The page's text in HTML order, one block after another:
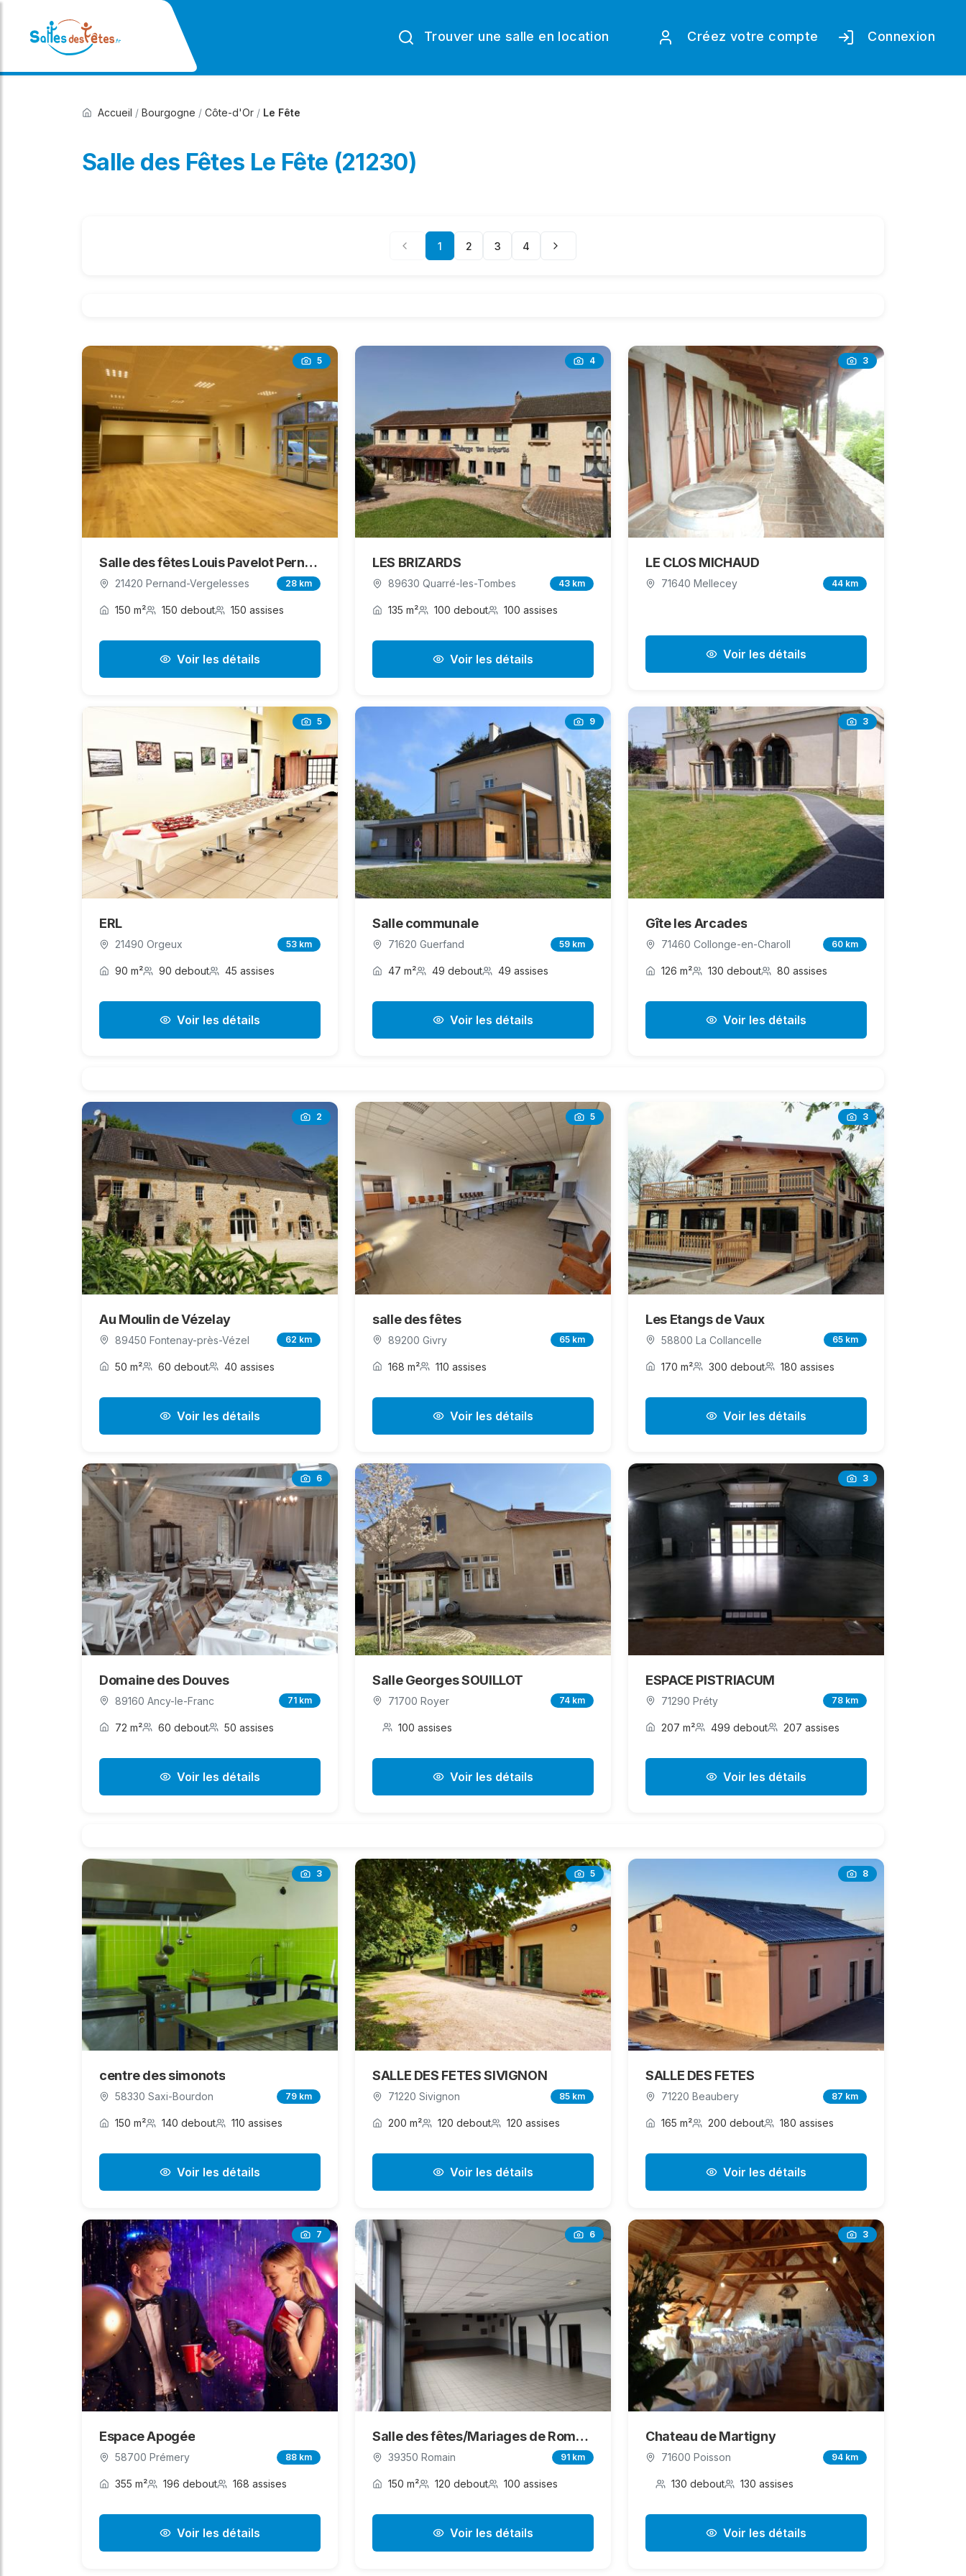
Trouver une salle en location Créez votre compte Connexion
Accueil / Bourgogne / Côte-d'Or / Le Fête
Salle des Fêtes Le Fête (21230)
1 2 3 4
5
Salle des fêtes Louis Pavelot Pernand-Vergelesses
21420 Pernand-Vergelesses 28 km
150 m² 150 debout 150 assises
Voir les détails
4
LES BRIZARDS
89630 Quarré-les-Tombes 43 km
135 m² 100 debout 100 assises
Voir les détails
3
LE CLOS MICHAUD
71640 Mellecey 44 km
Voir les détails
5
ERL
21490 Orgeux 53 km
90 m² 90 debout 45 assises
Voir les détails
9
Salle communale
71620 Guerfand 59 km
47 m² 49 debout 49 assises
Voir les détails
3
Gîte les Arcades
71460 Collonge-en-Charoll 60 km
126 m² 130 debout 80 assises
Voir les détails
2
Au Moulin de Vézelay
89450 Fontenay-près-Vézel 62 km
50 m² 60 debout 40 assises
Voir les détails
5
salle des fêtes
89200 Givry 65 km
168 m² 110 assises
Voir les détails
3
Les Etangs de Vaux
58800 La Collancelle 65 km
170 m² 300 debout 180 assises
Voir les détails
6
Domaine des Douves
89160 Ancy-le-Franc 71 km
72 m² 60 debout 50 assises
Voir les détails
Salle Georges SOUILLOT
71700 Royer 74 km
100 assises
Voir les détails
3
ESPACE PISTRIACUM
71290 Préty 78 km
207 m² 499 debout 207 assises
Voir les détails
3
centre des simonots
58330 Saxi-Bourdon 79 km
150 m² 140 debout 110 assises
Voir les détails
5
SALLE DES FETES SIVIGNON
71220 Sivignon 85 km
200 m² 120 debout 120 assises
Voir les détails
8
SALLE DES FETES
71220 Beaubery 87 km
165 m² 200 debout 180 assises
Voir les détails
7
Espace Apogée
58700 Prémery 88 km
355 m² 196 debout 168 assises
Voir les détails
6
Salle des fêtes/Mariages de Romain Vigearde
39350 Romain 91 km
150 m² 120 debout 100 assises
Voir les détails
3
Chateau de Martigny
71600 Poisson 94 km
130 debout 130 assises
Voir les détails